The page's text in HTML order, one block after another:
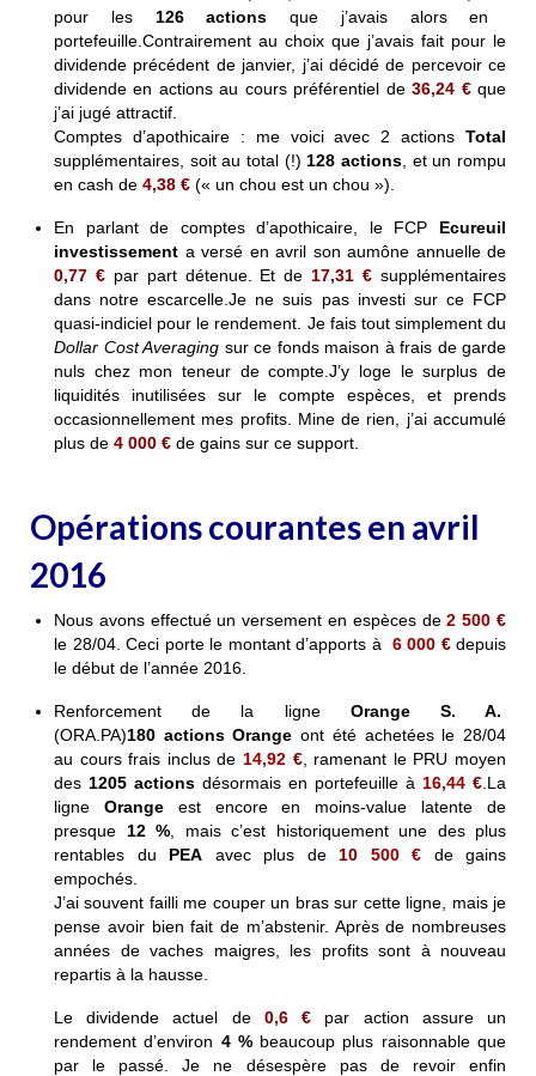
pour les 126 actions que j’avais alors en
portefeuille. Contrairement au choix que j’avais fait pour le
dividende précédent de janvier, j’ai décidé de percevoir ce
dividende en actions au cours préférentiel de36,24 €que
j’ai jugé attractif.
Comptes d’apothicaire : me voici avec 2 actions Total
supplémentaires, soit au total (!) 128 actions , et un rompu
en cash de 4,38 € (« un chou est un chou »).
En parlant de comptes d’apothicaire, le FCP Ecureuil
investissement a versé en avril son aumône annuelle de
0,77 € par part détenue. Et de 17,31 € supplémentaires
dans notre escarcelle.Je ne suis pas investi sur ce FCP
quasi-indiciel pour le rendement. Je fais tout simplement du
Dollar Cost Averaging sur ce fonds maison à frais de garde
nuls chez mon teneur de compte.J’y loge le surplus de
liquidités inutilisées sur le compte espèces, et prends
occasionnellement mes profits. Mine de rien, j’ai accumulé
plus de 4 000 € de gains sur ce support.
Opérations courantes en avril
2016
Nous avons effectué un versement en espèces de2 500€
le 28/04. Ceci porte le montant d’apports à 6 000 € depuis
le début de l’année 2016.
Renforcement de la ligne Orange S. A.
(ORA.PA)180 actions Orange ont été achetées le 28/04
au cours frais inclus de 14,92 €, ramenant le PRU moyen
des 1205 actions désormais en portefeuille à 16,44 € .La
ligne Orangeest encore en moins-value latente de
presque 12 % , mais c’est historiquement une des plus
rentables du PEA avec plus de 10 500 €
de gains
empochés
J’ai souvent failli me couper un bras sur cette ligne, mais je
pense avoir bien fait de m’abstenir. Après de nombreuses
années de vaches maigres, les profits sont à nouveau
repartis à la hausse.
Le dividende actuel de 0,6 € par action assure un
rendement d’environ 4 %beaucoup plus raisonnable que
par le passé. Je ne désespère pas de revoir enfin